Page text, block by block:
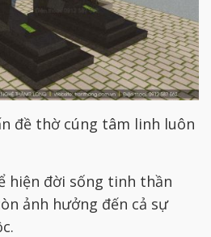
đề thờ cúng tâm linh luôn
hiện đời sống tinh thần
ảnh hưởng đến cả sự